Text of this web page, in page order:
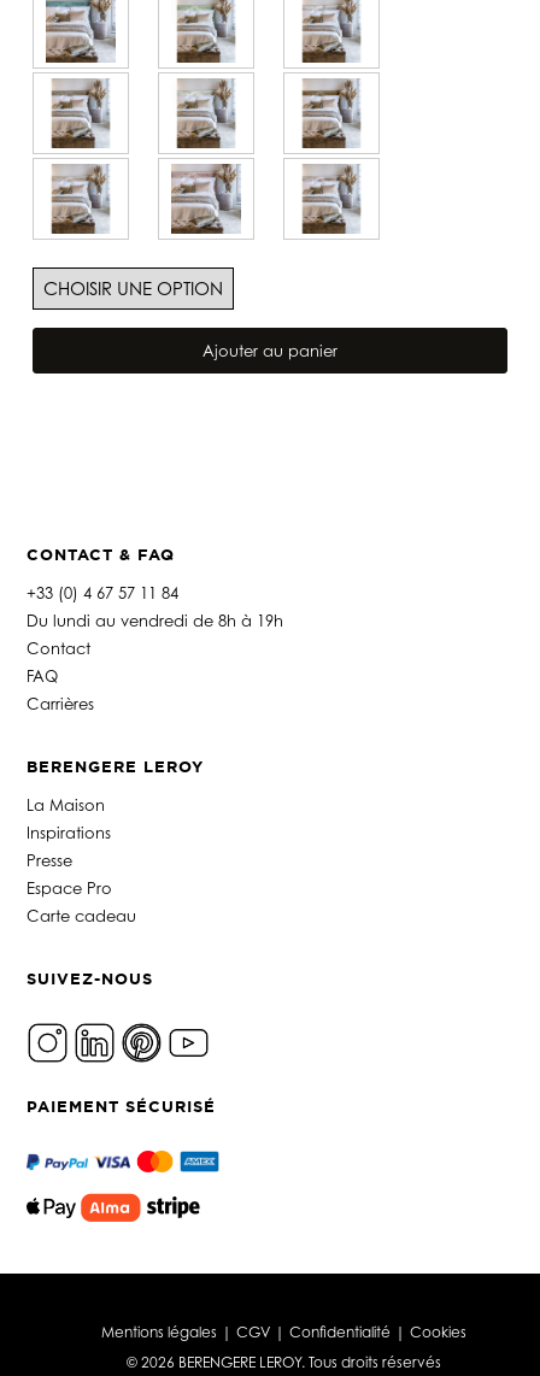
quantité
Ajouter au panier
CONTACT & FAQ
+33 (0) 4 67 57 11 84
Du lundi au vendredi de 8h à 19h
Contact
FAQ
Carrières
BERENGERE LEROY
La Maison
Inspirations
Presse
Espace Pro
Carte cadeau
SUIVEZ-NOUS
PAIEMENT SÉCURISÉ
Mentions légales | CGV | Confidentialité | Cookies
© 2026 BERENGERE LEROY. Tous droits réservés